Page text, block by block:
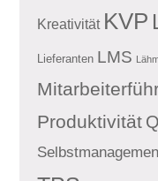
Kreativität KVP
Lieferanten LMS
Produktivität